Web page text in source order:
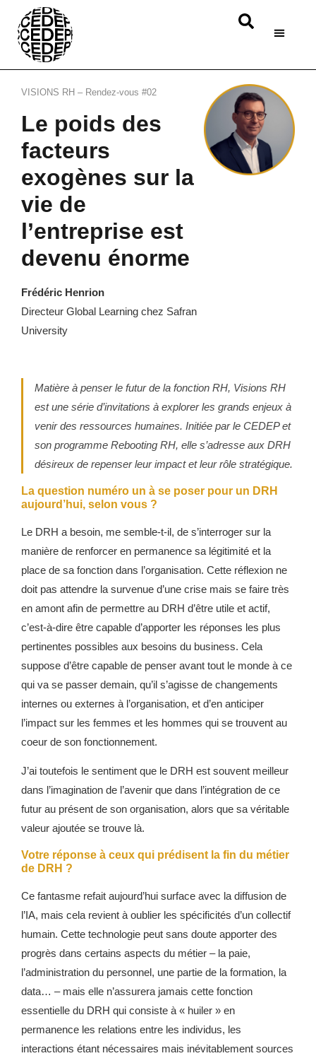
VISIONS RH – Rendez-vous #02
Le poids des
facteurs
exogènes sur la
vie de
l’entreprise est
devenu énorme
Frédéric Henrion
Directeur Global Learning chez Safran
University
Matière à penser le futur de la fonction RH, Visions RH
est une série d’invitations à explorer les grands enjeux à
venir des ressources humaines. Initiée par le CEDEP et
son programme Rebooting RH, elle s’adresse aux DRH
désireux de repenser leur impact et leur rôle stratégique.
La question numéro un à se poser pour un DRH
aujourd’hui, selon vous ?
Le DRH a besoin, me semble-t-il, de s’interroger sur la
manière de renforcer en permanence sa légitimité et la
place de sa fonction dans l’organisation. Cette réflexion ne
doit pas attendre la survenue d’une crise mais se faire très
en amont afin de permettre au DRH d’être utile et actif,
c’est-à-dire être capable d’apporter les réponses les plus
pertinentes possibles aux besoins du business. Cela
suppose d’être capable de penser avant tout le monde à ce
qui va se passer demain, qu’il s’agisse de changements
internes ou externes à l’organisation, et d’en anticiper
l’impact sur les femmes et les hommes qui se trouvent au
coeur de son fonctionnement.
J’ai toutefois le sentiment que le DRH est souvent meilleur
dans l’imagination de l’avenir que dans l’intégration de ce
futur au présent de son organisation, alors que sa véritable
valeur ajoutée se trouve là.
Votre réponse à ceux qui prédisent la fin du métier
de DRH ?
Ce fantasme refait aujourd’hui surface avec la diffusion de
l’IA, mais cela revient à oublier les spécificités d’un collectif
humain. Cette technologie peut sans doute apporter des
progrès dans certains aspects du métier – la paie,
l’administration du personnel, une partie de la formation, la
data… – mais elle n’assurera jamais cette fonction
essentielle du DRH qui consiste à « huiler » en
permanence les relations entre les individus, les
interactions étant nécessaires mais inévitablement sources